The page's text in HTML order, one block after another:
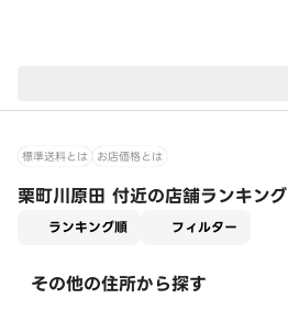
標準送料とは お店価格とは
栗町川原田 付近の店舗ランキング
ランキング順 フィルター
その他の住所から探す